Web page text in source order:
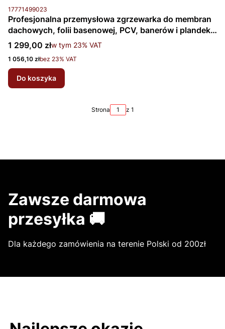
Kod produktu
17771499023
Profesjonalna przemysłowa zgrzewarka do membran
dachowych, folii basenowej, PCV, banerów i plandek
— Steinel HM2220E (Z3)
Cena brutto
1 299,00 złw tym %s VAT
w tym 23% VAT
Cena netto
1 056,10 złbez 23% VAT
Do koszyka
Strona z 1
Zawsze darmowa
przesyłka 🚚
Dla każdego zamówienia na terenie Polski od 200zł